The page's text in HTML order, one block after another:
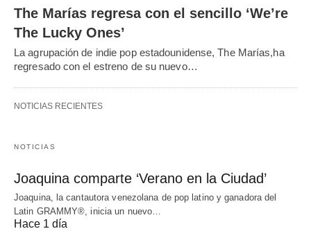
The Marías regresa con el sencillo ‘We’re
The Lucky Ones’
La agrupación de indie pop estadounidense, The Marías,ha
regresado con el estreno de su nuevo…
NOTICIAS RECIENTES
NOTICIAS
Joaquina comparte ‘Verano en la Ciudad’
Joaquina, la cantautora venezolana de pop latino y ganadora del
Latin GRAMMY®, inicia un nuevo…
Hace 1 día